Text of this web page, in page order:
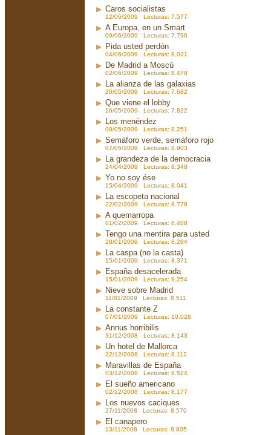
Caros socialistas
12/06/2009 Lecturas: 7.577
A Europa, en un Smart
09/06/2009 Lecturas: 7.796
Pida usted perdón
04/06/2009 Lecturas: 8.021
De Madrid a Moscú
02/06/2009 Lecturas: 8.478
La alianza de las galaxias
20/05/2009 Lecturas: 7.682
Que viene el lobby
16/05/2009 Lecturas: 7.822
Los menéndez
08/05/2009 Lecturas: 8.251
Semáforo verde, semáforo rojo
07/05/2009 Lecturas: 8.903
La grandeza de la democracia
24/04/2009 Lecturas: 8.348
Yo no soy ése
15/04/2009 Lecturas: 8.041
La escopeta nacional
22/02/2009 Lecturas: 8.776
A quemarropa
01/02/2009 Lecturas: 8.408
Tengo una mentira para usted
28/01/2009 Lecturas: 8.284
La caspa (no la casta)
15/01/2009 Lecturas: 8.371
España desacelerada
15/01/2009 Lecturas: 9.254
Nieve sobre Madrid
11/01/2009 Lecturas: 8.511
La constante Z
07/01/2009 Lecturas: 10.028
Annus horribilis
31/12/2008 Lecturas: 8.143
Un hotel de Mallorca
22/12/2008 Lecturas: 8.112
Maravillas de España
03/12/2008 Lecturas: 8.524
El sueño americano
02/12/2008 Lecturas: 8.177
Los nuevos caciques
27/11/2008 Lecturas: 8.570
El canapero
13/11/2008 Lecturas: 8.805